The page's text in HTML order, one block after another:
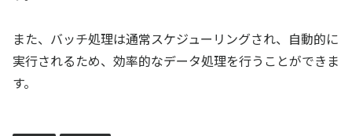
また、バッチ処理は通常スケジューリングされ、自動的に
実行されるため、効率的なデータ処理を行うことができま
す。